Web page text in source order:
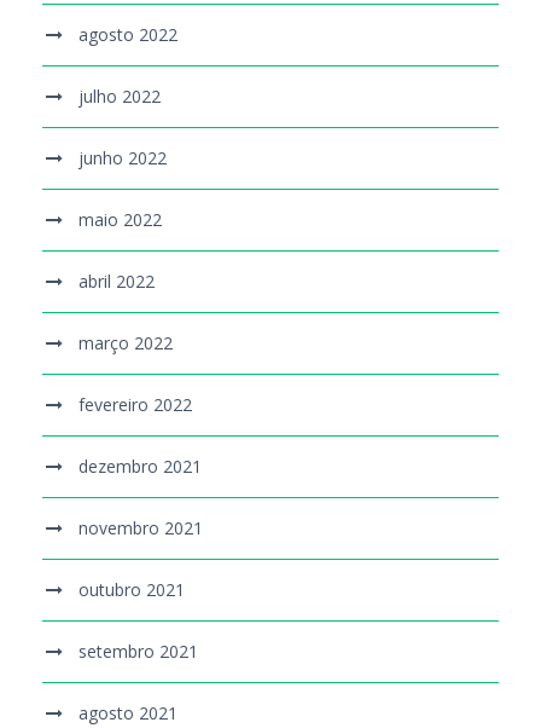
agosto 2022
julho 2022
junho 2022
maio 2022
abril 2022
março 2022
fevereiro 2022
dezembro 2021
novembro 2021
outubro 2021
setembro 2021
agosto 2021